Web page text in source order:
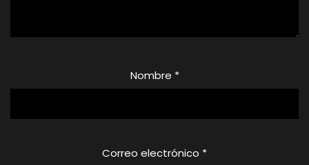
Nombre *
Correo electrónico *